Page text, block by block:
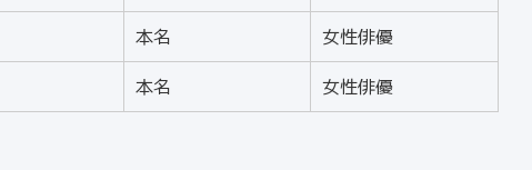
本名 女性俳優
本名 女性俳優